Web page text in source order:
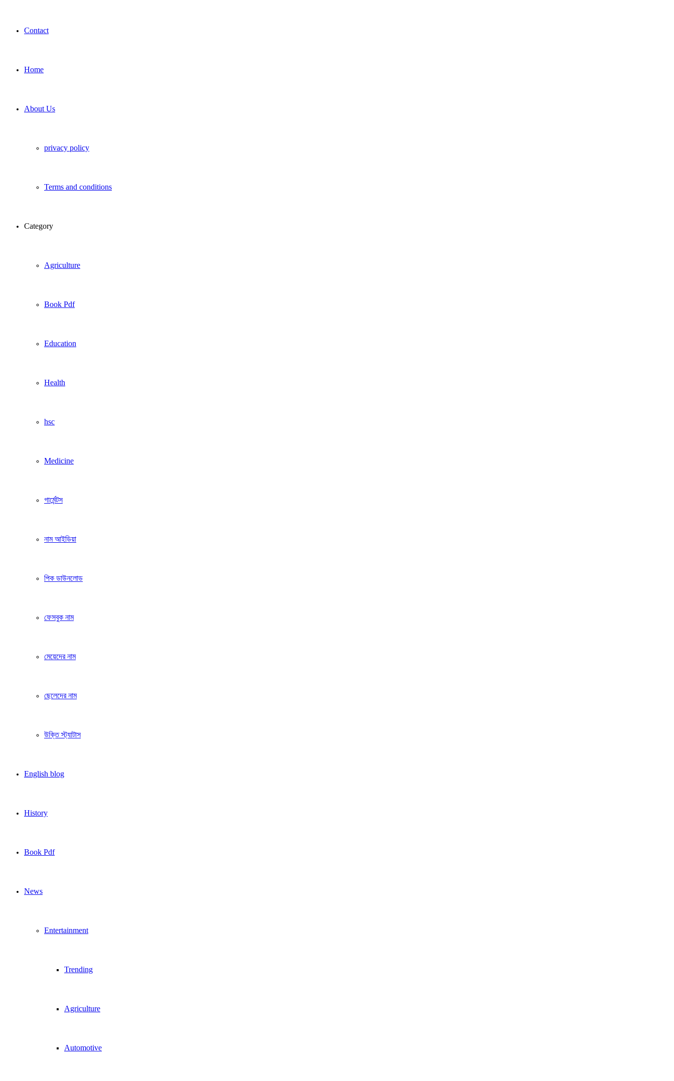
Contact
Home
About Us
privacy policy
Terms and conditions
Category
Agriculture
Book Pdf
Education
Health
hsc
Medicine
গার্মেন্টস
নাম আইডিয়া
পিক ডাউনলোড
ফেসবুক নাম
মেয়েদের নাম
ছেলেদের নাম
উক্তি স্ট্যাটাস
English blog
History
Book Pdf
News
Entertainment
Trending
Agriculture
Automotive